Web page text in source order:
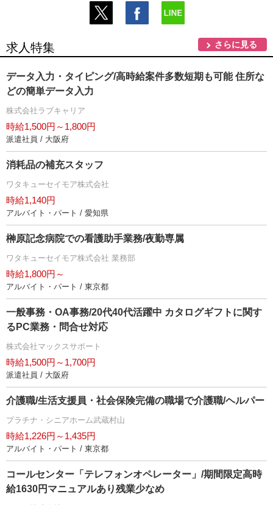
求人特集 さらに見る
データ入力・タイピング/高時給案件多数短期も可能 住所な
どの簡単データ入力
株式会社ラブキャリア
時給1,500円～1,800円
派遣社員 / 大阪府
消耗品の補充スタッフ
ワタキューセイモア株式会社
時給1,140円
アルバイト・パート / 愛知県
榊原記念病院での看護助手業務/夜勤専属
ワタキューセイモア株式会社 業務部
時給1,800円～
アルバイト・パート / 東京都
一般事務・OA事務/20代40代活躍中 カタログギフトに関す
るPC業務・問合せ対応
株式会社マックスサポート
時給1,500円～1,700円
派遣社員 / 大阪府
介護職/生活支援員・社会保険完備の職場で介護職/ヘルパー
プラチナ・シニアホーム武蔵村山
時給1,226円～1,435円
アルバイト・パート / 東京都
コールセンター「テレフォンオペレーター」/期間限定高時
給1630円マニュアルあり残業少なめ